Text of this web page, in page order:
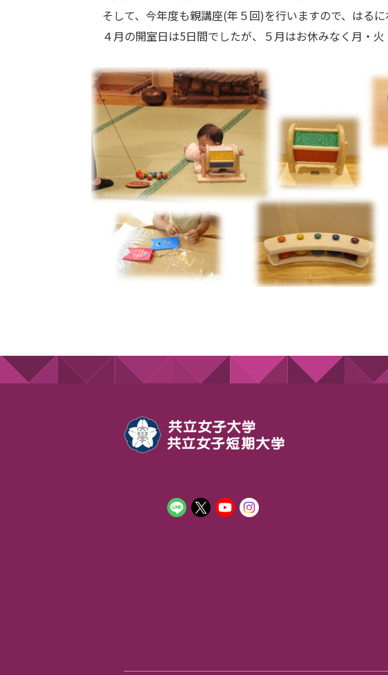
そして、今年度も親講座(年５回)を行いますので、はるに
４月の開室日は5日間でしたが、５月はお休みなく月・